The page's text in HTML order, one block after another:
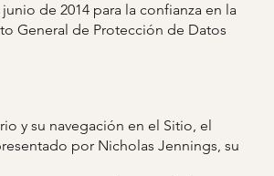
de 2014 para la confianza en la
General de Protección de Datos
y su navegación en el Sitio, el
por Nicholas Jennings, su